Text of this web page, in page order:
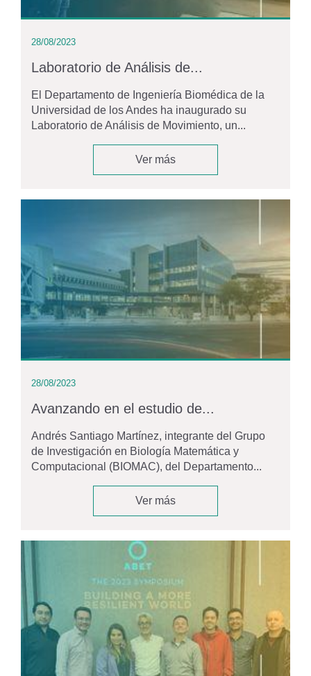
28/08/2023
Laboratorio de Análisis de...
El Departamento de Ingeniería Biomédica de la
Universidad de los Andes ha inaugurado su
Laboratorio de Análisis de Movimiento, un...
Ver más
28/08/2023
Avanzando en el estudio de...
Andrés Santiago Martínez, integrante del Grupo
de Investigación en Biología Matemática y
Computacional (BIOMAC), del Departamento...
Ver más